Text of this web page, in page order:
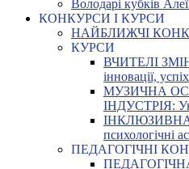
Володарі кубків
КОНКУРСИ І КУРСИ
НАЙБЛИЖЧІ
КУРСИ
ВЧИТЕЛІ
інновації,
МУЗИЧНА
ІНДУСТРІЯ:
ІНКЛЮЗИВНА
психологічні
ПЕДАГОГІЧНІ